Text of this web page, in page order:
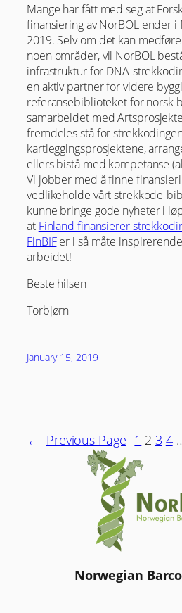
Mange har fått med seg at
finansiering av NorBOL ender i
2019. Selv om det kan
noen områder, vil NorBOL
infrastruktur for DNA-
en aktiv partner for videre
referansebiblioteket for norsk
samarbeidet med
fremdeles stå for
kartleggingsprosjektene,
ellers bistå med kompetanse
Vi jobber med å finne
vedlikeholde vårt strekkode-
kunne bringe gode nyheter i
at Finland finansierer
FinBIFer i så måte
arbeidet!
Beste hilsen
Torbjørn
January 15, 2019
← Previous Page 1 2 3 4
Norwegian